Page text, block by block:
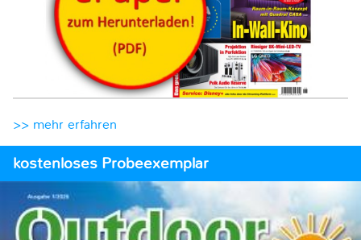
>> mehr erfahren
kostenloses Probeexemplar